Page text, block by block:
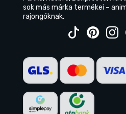
sok más márka termékei –
rajongóknak.